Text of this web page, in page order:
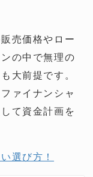
売価格やロー
の中で無理の
大前提です。
ァイナンシャ
て資金計画を
選び方！